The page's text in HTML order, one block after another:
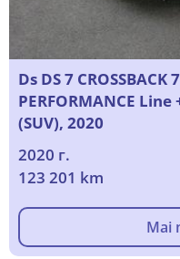
Ds DS 7 CROSSBACK
PERFORMANCE
(SUV), 2020
2020 г.
123 201 km
Mai